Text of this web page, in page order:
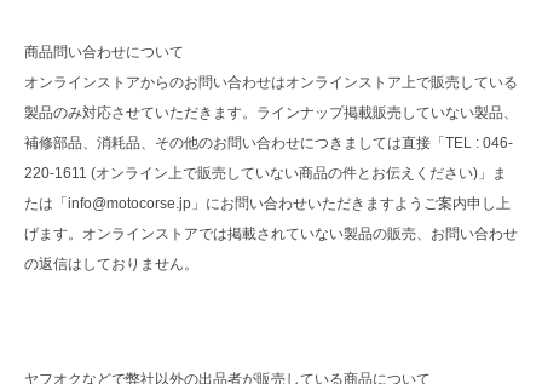
商品問い合わせについて
オンラインストアからのお問い合わせはオンラインストア上で販売している
製品のみ対応させていただきます。ラインナップ掲載販売していない製品、
補修部品、消耗品、その他のお問い合わせにつきましては直接「TEL : 046-
220-1611 (オンライン上で販売していない商品の件とお伝えください)」ま
たは「info@motocorse.jp」にお問い合わせいただきますようご案内申し上
げます。オンラインストアでは掲載されていない製品の販売、お問い合わせ
の返信はしておりません。
ヤフオクなどで弊社以外の出品者が販売している商品について